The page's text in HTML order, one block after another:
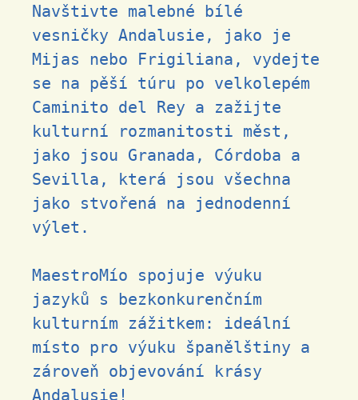
Navštivte malebné bílé
vesničky Andalusie, jako je
Mijas nebo Frigiliana, vydejte
se na pěší túru po velkolepém
Caminito del Rey a zažijte
kulturní rozmanitosti měst,
jako jsou Granada, Córdoba a
Sevilla, která jsou všechna
jako stvořená na jednodenní
výlet.
MaestroMío spojuje výuku
jazyků s bezkonkurenčním
kulturním zážitkem: ideální
místo pro výuku španělštiny a
zároveň objevování krásy
Andalusie!